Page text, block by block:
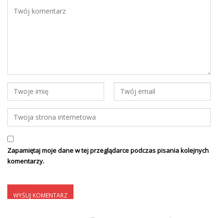
Zapamiętaj moje dane w tej przeglądarce podczas pisania kolejnych
komentarzy.